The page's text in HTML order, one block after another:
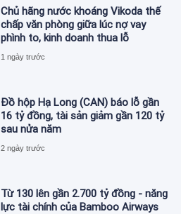
Chủ hãng nước khoáng Vikoda thế
chấp văn phòng giữa lúc nợ vay
phình to, kinh doanh thua lỗ
1 ngày trước
Đồ hộp Hạ Long (CAN) báo lỗ gần
16 tỷ đồng, tài sản giảm gần 120 tỷ
sau nửa năm
2 ngày trước
Từ 130 lên gần 2.700 tỷ đồng - năng
lực tài chính của Bamboo Airways